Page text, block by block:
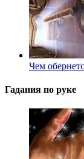
Чем
Гадания по руке